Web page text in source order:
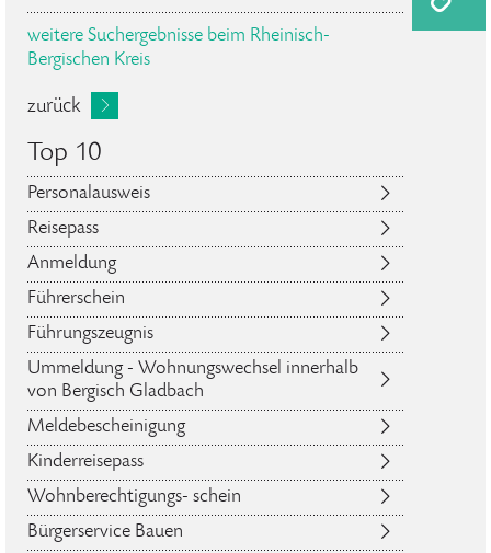
weitere Suchergebnisse beim Rheinisch-
Bergischen Kreis
zurück
Top 10
Personalausweis
Reisepass
Anmeldung
Führerschein
Führungszeugnis
Ummeldung - Wohnungswechsel innerhalb
von Bergisch Gladbach
Meldebescheinigung
Kinderreisepass
Wohnberechtigungs- schein
Bürgerservice Bauen